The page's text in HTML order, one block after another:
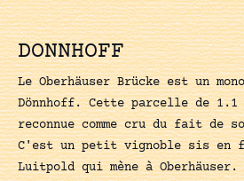
DONNHOFF
Le Oberhäuser Brücke est un
Dönnhoff. Cette parcelle de 1.1
reconnue comme cru du fait de
C'est un petit vignoble sis en
Luitpold qui mène à